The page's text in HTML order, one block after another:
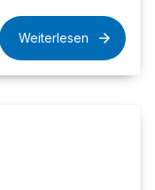
Weiterlesen